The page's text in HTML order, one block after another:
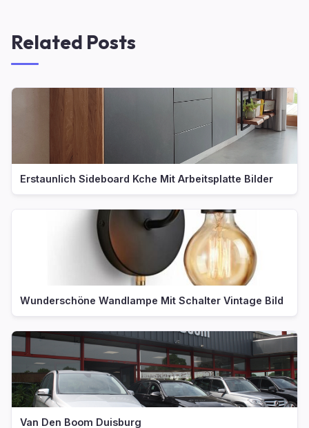
Related Posts
Erstaunlich Sideboard Kche Mit Arbeitsplatte Bilder
Wunderschöne Wandlampe Mit Schalter Vintage Bild
Van Den Boom Duisburg